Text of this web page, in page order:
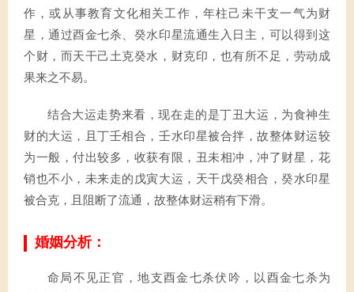
作，或从事教育文化相关工作，年柱己未干支一气为财
星，通过酉金七杀、癸水印星流通生入日主，可以得到这
个财，而天干己土克癸水，财克印，也有所不足，劳动成
果来之不易。
结合大运走势来看，现在走的是丁丑大运，为食神生
财的大运，且丁壬相合，壬水印星被合拌，故整体财运较
为一般，付出较多，收获有限，丑未相冲，冲了财星，花
销也不小，未来走的戊寅大运，天干戊癸相合，癸水印星
被合克，且阻断了流通，故整体财运稍有下滑。
婚姻分析：
命局不见正官，地支酉金七杀伏吟，以酉金七杀为